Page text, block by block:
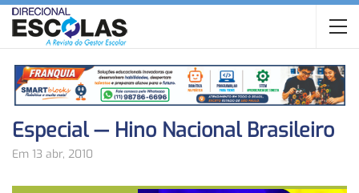
Especial — Hino Nacional Brasileiro
Em 13 abr, 2010